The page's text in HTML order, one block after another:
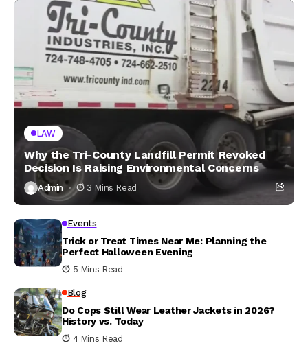
LAW
Why the Tri-County Landfill Permit Revoked
Decision Is Raising Environmental Concerns
Admin 3 Mins Read
Events
Trick or Treat Times Near Me: Planning the
Perfect Halloween Evening
5 Mins Read
Blog
Do Cops Still Wear Leather Jackets in 2026?
History vs. Today
4 Mins Read